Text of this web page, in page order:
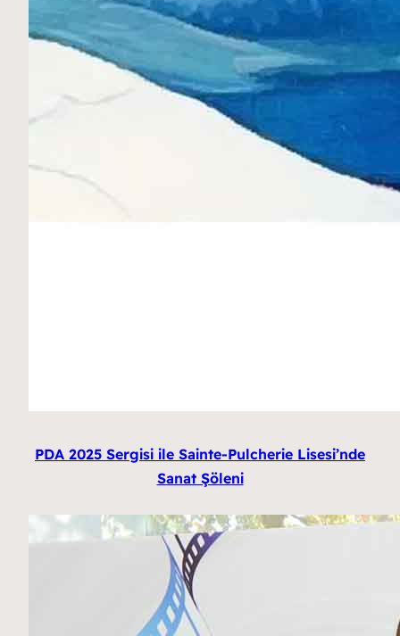
PDA 2025 Sergisi ile Sainte-Pulcherie Lisesi’nde
Sanat Şöleni